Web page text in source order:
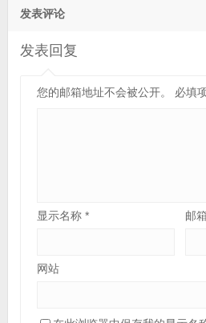
发表评论
发表回复
您的邮箱地址不会被公开。 必填
显示名称 * 邮
网站